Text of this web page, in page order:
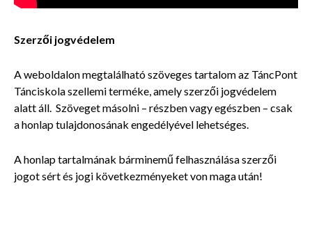
Szerzői jogvédelem
A weboldalon megtalálható szöveges tartalom az TáncPont
Tánciskola szellemi terméke, amely szerzői jogvédelem
alatt áll. Szöveget másolni – részben vagy egészben – csak
a honlap tulajdonosának engedélyével lehetséges.
A honlap tartalmának bárminemű felhasználása szerzői
jogot sért és jogi következményeket von maga után!